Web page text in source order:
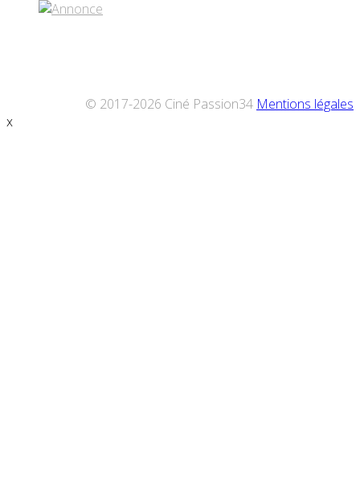
© 2017-2026 Ciné Passion34 Mentions légales
x